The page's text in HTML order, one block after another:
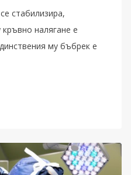
стабилизира,
налягане е
му бъбрек е